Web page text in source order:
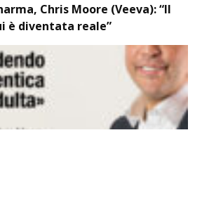
Chris Moore (Veeva): “Il
è diventata reale”